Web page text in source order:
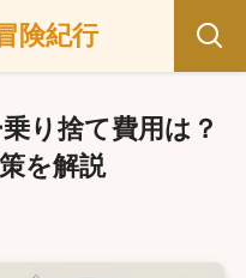
険紀行
り捨て費用は？
を解説